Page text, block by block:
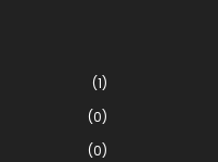
(1)
(0)
(0)